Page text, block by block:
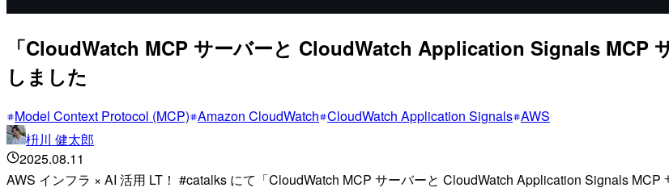
「CloudWatch MCP サーバーと CloudWatch Application Signals MCP
しました
Model Context Protocol (MCP) Amazon CloudWatch CloudWatch Application Signals AWS
枡川 健太郎
2025.08.11
AWS インフラ × AI 活用 LT！ #catalks にて「CloudWatch MCP サーバーと CloudWatch Application Signals